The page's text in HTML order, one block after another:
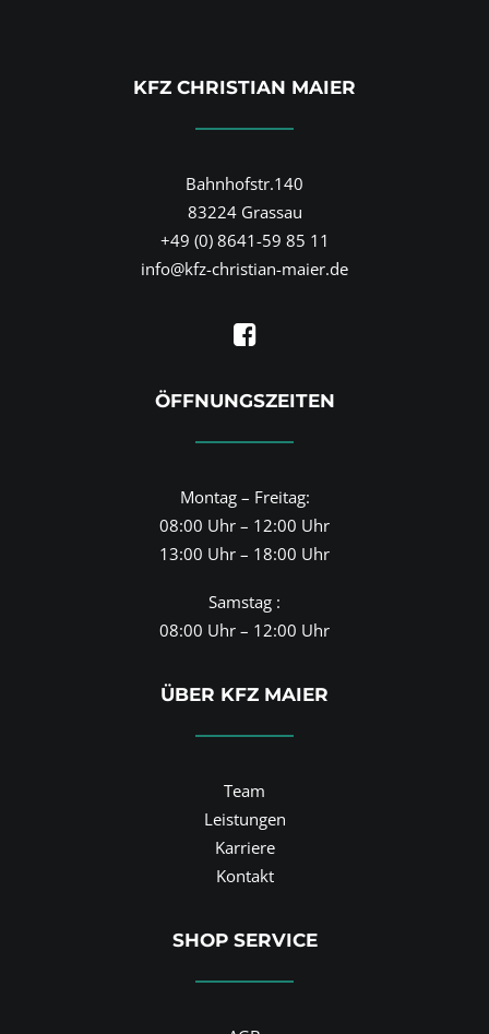
KFZ CHRISTIAN MAIER
Bahnhofstr.140
83224 Grassau
+49 (0) 8641-59 85 11
info@kfz-christian-maier.de
ÖFFNUNGSZEITEN
Montag – Freitag:
08:00 Uhr – 12:00 Uhr
13:00 Uhr – 18:00 Uhr
Samstag :
08:00 Uhr – 12:00 Uhr
ÜBER KFZ MAIER
Team
Leistungen
Karriere
Kontakt
SHOP SERVICE